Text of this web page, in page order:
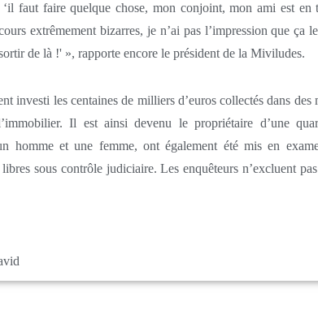
‘il faut faire quelque chose, mon conjoint, mon ami est en
extrêmement bizarres, je n’ai pas l’impression que ça
de là !' », rapporte encore le président de la Miviludes.
investi les centaines de milliers d’euros collectés dans des
Il est ainsi devenu le propriétaire d’une
homme et une femme, ont également été mis en
sous contrôle judiciaire. Les enquêteurs n’excluent